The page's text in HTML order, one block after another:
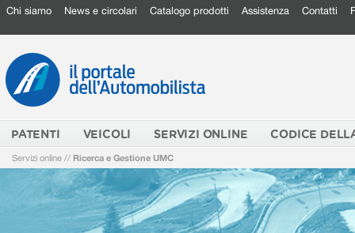
Chi siamo News e circolari Catalogo prodotti Assistenza Contatti
PATENTI VEICOLI SERVIZI ONLINE CODICE
Servizi online // Ricerca e Gestione UMC